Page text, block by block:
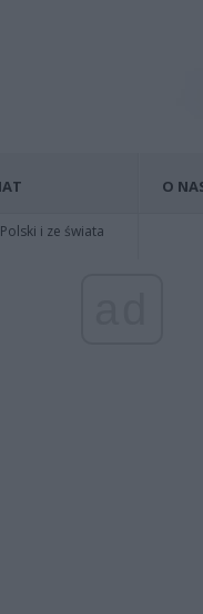
i ze świata
O